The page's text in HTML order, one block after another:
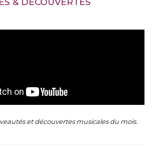
et découvertes musicales du mois.